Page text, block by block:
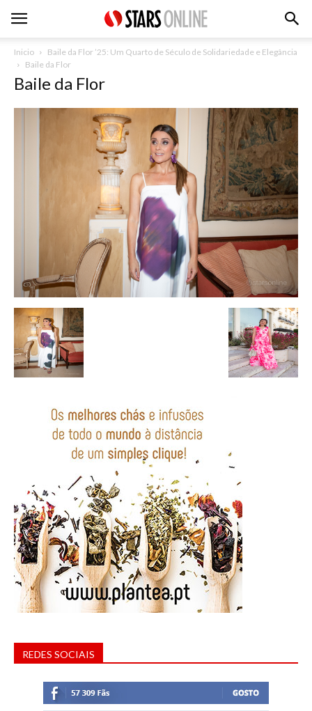
Inicio
Baile da Flor ’25: Um Quarto de Século de Solidariedade e Elegância
Baile da Flor
Baile da Flor
REDES SOCIAIS